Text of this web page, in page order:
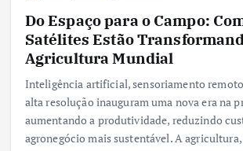
Do Espaço para o Campo:
Satélites Estão
Agricultura Mundial
Inteligência artificial, sensoriamento
alta resolução inauguram uma nova era na
aumentando a produtividade, reduzindo
agronegócio mais sustentável. A